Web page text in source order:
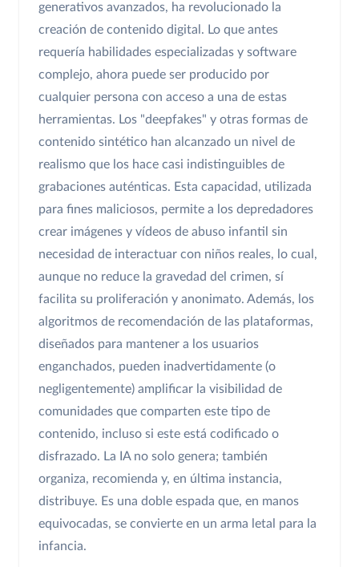
generativos avanzados, ha revolucionado la
creación de contenido digital. Lo que antes
requería habilidades especializadas y software
complejo, ahora puede ser producido por
cualquier persona con acceso a una de estas
herramientas. Los "deepfakes" y otras formas de
contenido sintético han alcanzado un nivel de
realismo que los hace casi indistinguibles de
grabaciones auténticas. Esta capacidad, utilizada
para fines maliciosos, permite a los depredadores
crear imágenes y vídeos de abuso infantil sin
necesidad de interactuar con niños reales, lo cual,
aunque no reduce la gravedad del crimen, sí
facilita su proliferación y anonimato. Además, los
algoritmos de recomendación de las plataformas,
diseñados para mantener a los usuarios
enganchados, pueden inadvertidamente (o
negligentemente) amplificar la visibilidad de
comunidades que comparten este tipo de
contenido, incluso si este está codificado o
disfrazado. La IA no solo genera; también
organiza, recomienda y, en última instancia,
distribuye. Es una doble espada que, en manos
equivocadas, se convierte en un arma letal para la
infancia.